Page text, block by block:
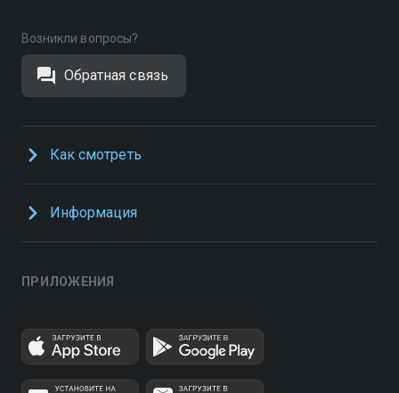
Возникли вопросы?
Обратная связь
Как смотреть
Информация
ПРИЛОЖЕНИЯ